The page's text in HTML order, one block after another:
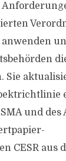
Sie
und des
CESR aus